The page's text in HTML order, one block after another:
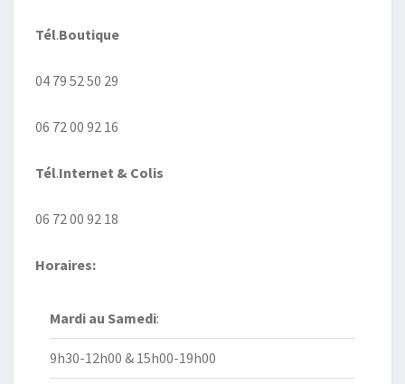
Tél.Boutique
04 79 52 50 29
06 72 00 92 16
Tél.Internet & Colis
06 72 00 92 18
Horaires:
Mardi au Samedi:
9h30-12h00 & 15h00-19h00